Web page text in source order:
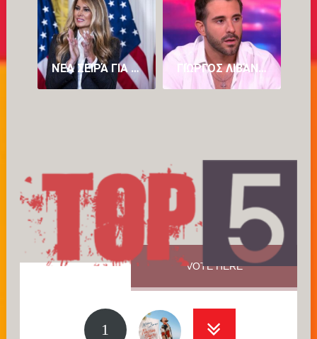
ΝΈΑ ΣΕΙΡΆ ΓΙΑ ΤΗ ΜΕΛΆΝΙΑ ΤΡΑΜΠ ΜΕΤΆ ΤΟ ΑΜΦΙΛΕΓΌΜΕΝΟ ΝΤΟΚΙΜΑΝΤΈΡ «MELANIA» (VID) ΓΙΏΡΓΟΣ ΛΙΒΆΝΗΣ: Ο ΚΑΖΑΝΤΖΊΔΗΣ ΚΥΛΆΕΙ ΜΈΣΑ ΜΟΥ, ΈΧΩ ΤΟΝ ΠΑΤΈΡΑ ΜΟΥ ΚΑΙ ΤΟΝ ΣΤΈΛΙΟ
VOTE HERE
1